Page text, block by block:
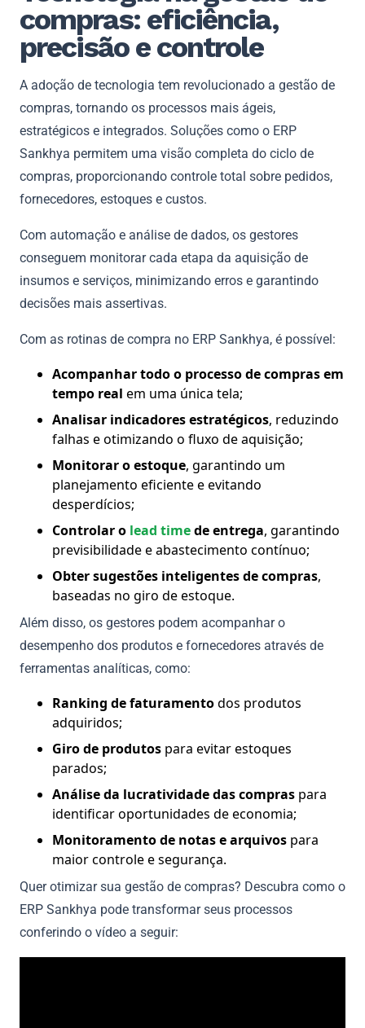
compras: eficiência,
precisão e controle
A adoção de tecnologia tem revolucionado a gestão de
compras, tornando os processos mais ágeis,
estratégicos e integrados. Soluções como o ERP
Sankhya permitem uma visão completa do ciclo de
compras, proporcionando controle total sobre pedidos,
fornecedores, estoques e custos.
Com automação e análise de dados, os gestores
conseguem monitorar cada etapa da aquisição de
insumos e serviços, minimizando erros e garantindo
decisões mais assertivas.
Com as rotinas de compra no ERP Sankhya, é possível:
Acompanhar todo o processo de compras em
tempo real em uma única tela;
Analisar indicadores estratégicos, reduzindo
falhas e otimizando o fluxo de aquisição;
Monitorar o estoque, garantindo um
planejamento eficiente e evitando
desperdícios;
Controlar o lead timede entrega, garantindo
previsibilidade e abastecimento contínuo;
Obter sugestões inteligentes de compras,
baseadas no giro de estoque.
Além disso, os gestores podem acompanhar o
desempenho dos produtos e fornecedores através de
ferramentas analíticas, como:
Ranking de faturamentodos produtos
adquiridos;
Giro de produtos para evitar estoques
parados;
Análise da lucratividade das compras para
identificar oportunidades de economia;
Monitoramento de notas e arquivos para
maior controle e segurança.
Quer otimizar sua gestão de compras? Descubra como o
ERP Sankhya pode transformar seus processos
conferindo o vídeo a seguir: